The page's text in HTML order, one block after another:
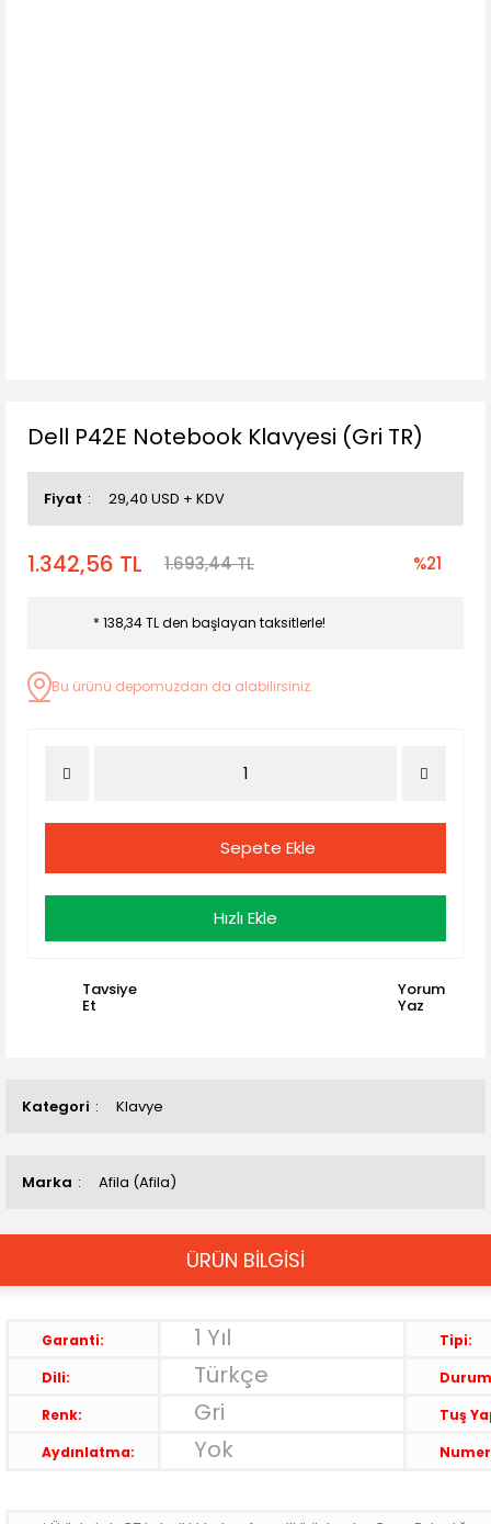
Kategori Klavye
Marka Afila (Afila)
Dell P42E Notebook Klavyesi (Gri TR)
Fiyat 29,40 USD + KDV
1.342,56 TL 1.693,44 TL %21
* 138,34 TL den başlayan taksitlerle!
Bu ürünü depomuzdan da alabilirsiniz.
Sepete Ekle
Hızlı Ekle
Tavsiye
Et
Yorum
Yaz
ÜRÜN BİLGİSİ
Garanti: 1 Yıl
Tipi:
Dili:
Türkçe
Renk:
Gri
Tuş
Aydınlatma:
Yok